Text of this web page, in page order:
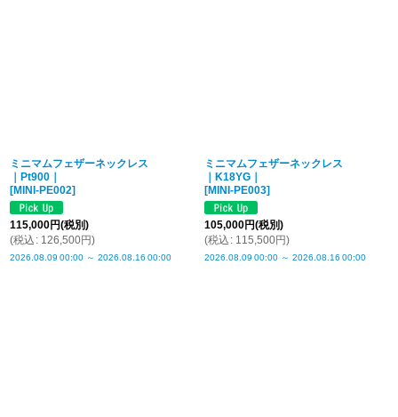
ミニマムフェザーネックレス
｜Pt900｜
[MINI-PE002]
115,000円(税別)
(税込 : 126,500円)
2026.08.09 00:00 ～ 2026.08.16 00:00
ミニマムフェザーネックレス
｜K18YG｜
[MINI-PE003]
105,000円(税別)
(税込 : 115,500円)
2026.08.09 00:00 ～ 2026.08.16 00:00